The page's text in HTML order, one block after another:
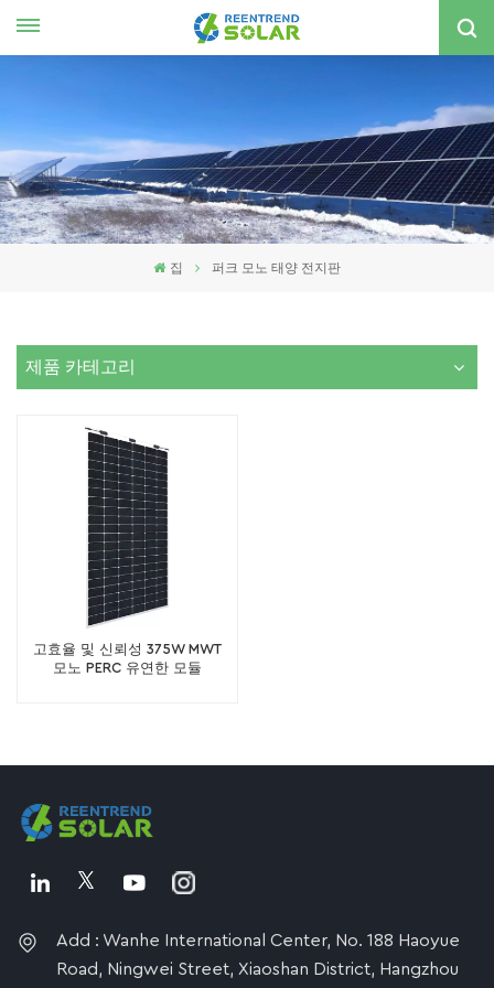
국의
집 퍼크 모노 태양 전지판
제품 카테고리
고효율 및 신뢰성 375W MWT
모노 PERC 유연한 모듈
Add : Wanhe International Center, No. 188 Haoyue
Road, Ningwei Street, Xiaoshan District, Hangzhou